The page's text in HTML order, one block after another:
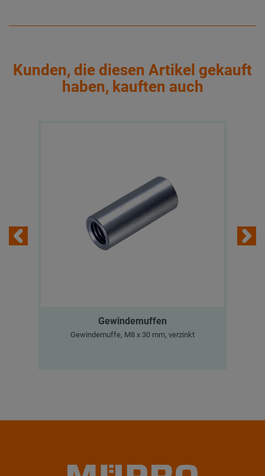
Kunden, die diesen Artikel gekauft
haben, kauften auch
Gewindemuffen
Gewindemuffe, M8 x 30 mm, verzinkt